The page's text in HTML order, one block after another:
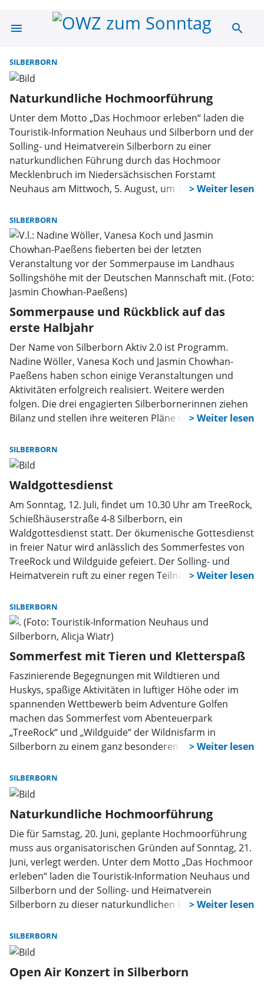
menu Suche | OWZ
search
SILBERBORN
Naturkundliche Hochmoorführung
Unter dem Motto „Das Hochmoor erleben“ laden die
Touristik-Information Neuhaus und Silberborn und der
Solling- und Heimatverein Silberborn zu einer
naturkundlichen Führung durch das Hochmoor
Mecklenbruch im Niedersächsischen Forstamt
Neuhaus am Mittwoch, 5. August, um 14.30 Uhr ein.
Ortsausgang Silberborn in Richtung Dassel.
SILBERBORN
Sommerpause und Rückblick auf das
erste Halbjahr
Der Name von Silberborn Aktiv 2.0 ist Programm.
Nadine Wöller, Vanesa Koch und Jasmin Chowhan-
Paeßens haben schon einige Veranstaltungen und
Aktivitäten erfolgreich realisiert. Weitere werden
folgen. Die drei engagierten Silberbornerinnen ziehen
Bilanz und stellen ihre weiteren Pläne vor:
SILBERBORN
Waldgottesdienst
Am Sonntag, 12. Juli, findet um 10.30 Uhr am TreeRock,
Schießhäuserstraße 4-8 Silberborn, ein
Waldgottesdienst statt. Der ökumenische Gottesdienst
in freier Natur wird anlässlich des Sommerfestes von
TreeRock und Wildguide gefeiert. Der Solling- und
Heimatverein ruft zu einer regen Teilnahme auf.
SILBERBORN
Sommerfest mit Tieren und Kletterspaß
Faszinierende Begegnungen mit Wildtieren und
Huskys, spaßige Aktivitäten in luftiger Höhe oder im
spannenden Wettbewerb beim Adventure Golfen
machen das Sommerfest vom Abenteuerpark
„TreeRock“ und „Wildguide“ der Wildnisfarm in
Silberborn zu einem ganz besonderen Ereignis.
SILBERBORN
Naturkundliche Hochmoorführung
Die für Samstag, 20. Juni, geplante Hochmoorführung
muss aus organisatorischen Gründen auf Sonntag, 21.
Juni, verlegt werden. Unter dem Motto „Das Hochmoor
erleben“ laden die Touristik-Information Neuhaus und
Silberborn und der Solling- und Heimatverein
Silberborn zu dieser naturkundlichen Führung durch
Forstamt Neuhaus, die um 14 Uhr beginnt, ein.
Treffpunkt ist der Parkplatz Mecklenbruch am
SILBERBORN
Open Air Konzert in Silberborn